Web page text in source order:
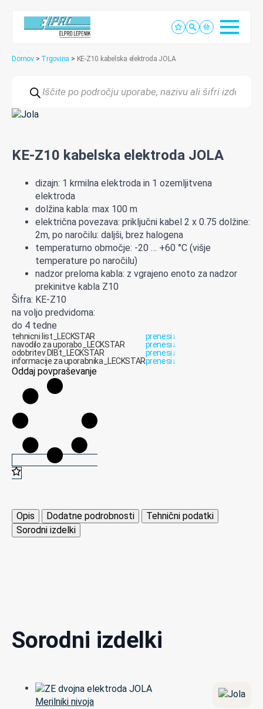
Domov > Trgovina > KE-Z10 kabelska elektroda JOLA
search
KE-Z10 kabelska elektroda JOLA
dizajn: 1 krmilna elektroda in 1 ozemljitvena
elektroda
dolžina kabla: max 100 m
električna povezava: priključni kabel 2 x 0.75 dolžine:
2m, po naročilu: daljši, brez halogena
temperaturno območje: -20 … +60 °C (višje
temperature po naročilu)
nadzor preloma kabla: z vgrajeno enoto za nadzor
prekinitve kabla Z10
Šifra: KE-Z10
na voljo predvidoma:
do 4 tedne
tehnicni list_LECKSTAR prenesi↓
navodilo za uporabo_LECKSTAR
prenesi↓
odobritev DIBt_LECKSTAR
prenesi↓
informacije za uporabnika_LECKSTARprenesi↓
Oddaj povpraševanje
Opis Dodatne podrobnosti
Tehnični podatki
Sorodni izdelki
Sorodni izdelki
Merilniki nivoja